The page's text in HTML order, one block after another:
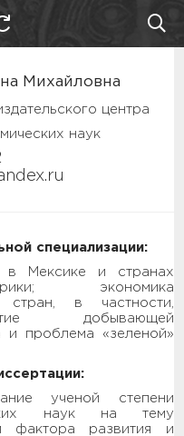
Михайловна
центра
наук
специализации:
в Мексике и странах
экономика
стран, в частности,
добывающей
и проблема «зеленой»
ученой степени
наук на тему
фактора развития и